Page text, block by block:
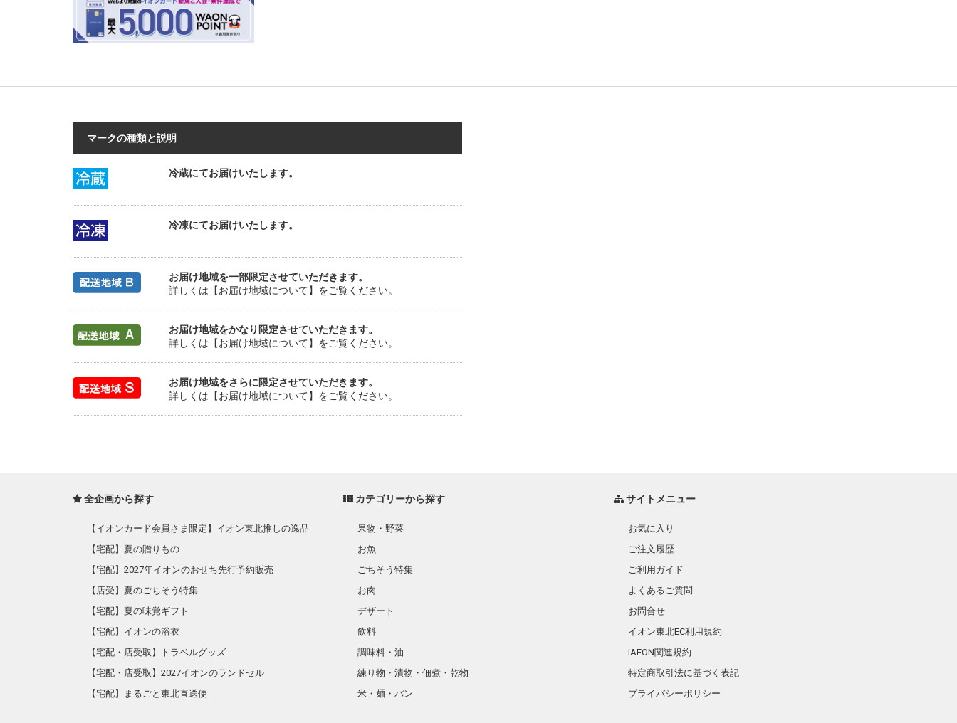
マークの種類と説明
冷蔵にてお届けいたします。
冷凍にてお届けいたします。
お届け地域を一部限定させていただきます。
詳しくは【お届け地域について】をご覧ください。
お届け地域をかなり限定させていただきます。
詳しくは【お届け地域について】をご覧ください。
お届け地域をさらに限定させていただきます。
詳しくは【お届け地域について】をご覧ください。
全企画から探す
【イオンカード会員さま限定】イオン東北推しの逸品
【宅配】夏の贈りもの
【宅配】2027年イオンのおせち先行予約販売
【店受】夏のごちそう特集
【宅配】夏の味覚ギフト
【宅配】イオンの浴衣
【宅配・店受取】トラベルグッズ
【宅配・店受取】2027イオンのランドセル
【宅配】まるごと東北直送便
カテゴリーから探す
果物・野菜
お魚
ごちそう特集
お肉
デザート
飲料
調味料・油
練り物・漬物・佃煮・乾物
米・麺・パン
サイトメニュー
お気に入り
ご注文履歴
ご利用ガイド
よくあるご質問
お問合せ
イオン東北EC利用規約
iAEON関連規約
特定商取引法に基づく表記
プライバシーポリシー